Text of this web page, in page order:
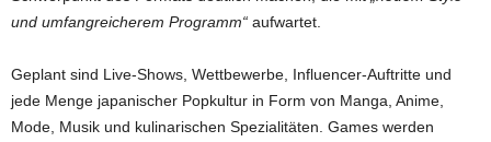
und umfangreicherem Programm“ aufwartet.
Geplant sind Live-Shows, Wettbewerbe, Influencer-Auftritte und
jede Menge japanischer Popkultur in Form von Manga, Anime,
Mode, Musik und kulinarischen Spezialitäten. Games werden